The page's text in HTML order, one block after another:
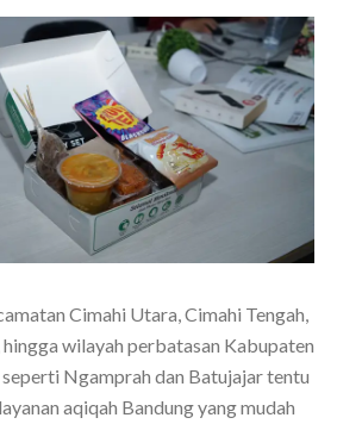
Cimahi Utara, Cimahi Tengah,
hingga wilayah perbatasan Kabupaten
Ngamprah dan Batujajar tentu
aqiqah Bandung yang mudah